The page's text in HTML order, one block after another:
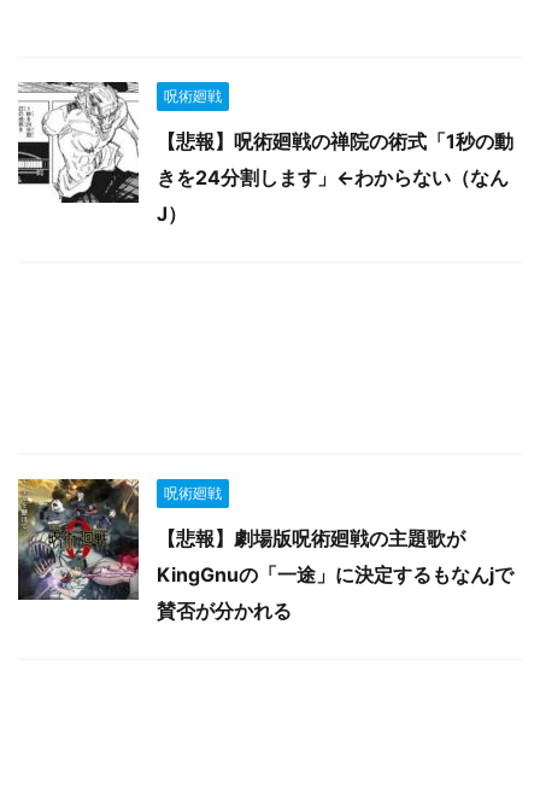
呪術廻戦
【悲報】呪術廻戦の禅院の術式「1秒の動
きを24分割します」←わからない（なん
J）
呪術廻戦
【悲報】劇場版呪術廻戦の主題歌が
KingGnuの「一途」に決定するもなんjで
賛否が分かれる